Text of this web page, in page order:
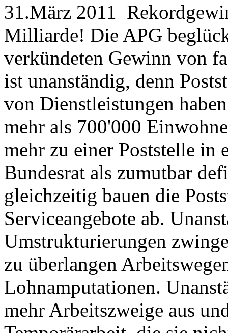
31.März 2011
Milliarde! Die APG
verkündeten Gewinn von
ist unanständig, denn
von Dienstleistungen
mehr als 700'000
mehr zu einer Poststelle in
Bundesrat als zumutbar
gleichzeitig bauen die
Serviceangebote ab.
Umstrukturierungen
zu überlangen
Lohnamputationen.
mehr Arbeitszweige aus